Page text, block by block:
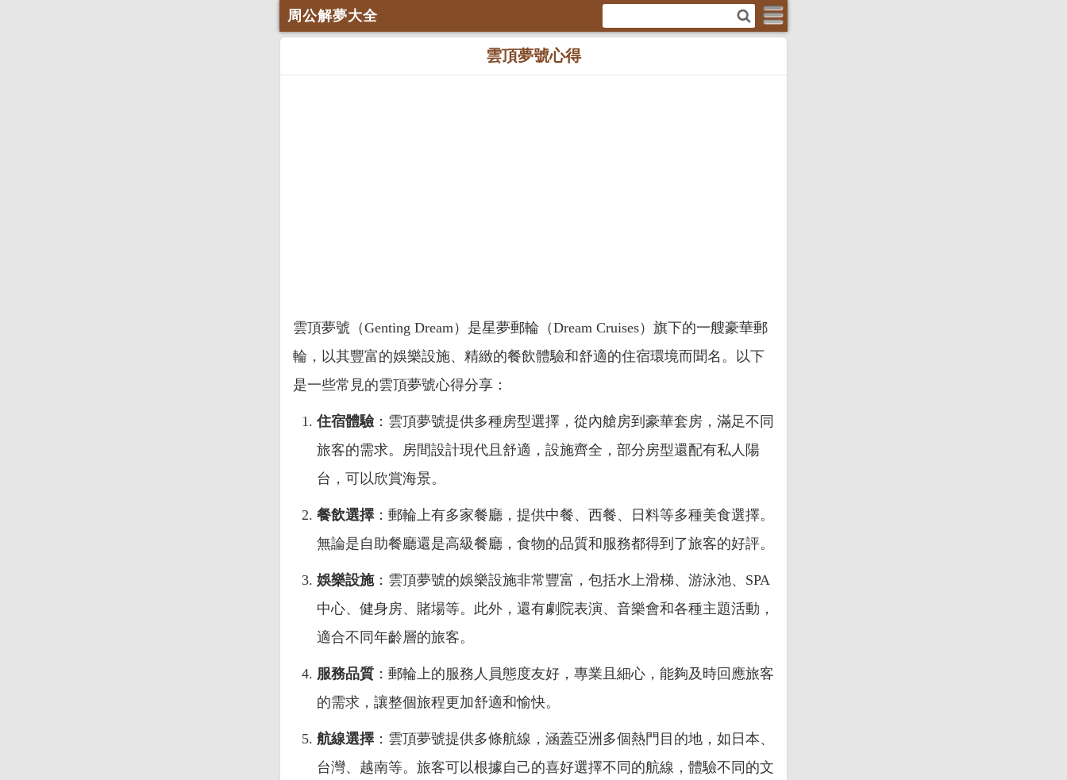
周公解夢大全
雲頂夢號心得
雲頂夢號（Genting Dream）是星夢郵輪（Dream Cruises）旗下的一艘豪華郵
輪，以其豐富的娛樂設施、精緻的餐飲體驗和舒適的住宿環境而聞名。以下
是一些常見的雲頂夢號心得分享：
住宿體驗：雲頂夢號提供多種房型選擇，從內艙房到豪華套房，滿足不同
旅客的需求。房間設計現代且舒適，設施齊全，部分房型還配有私人陽
台，可以欣賞海景。
餐飲選擇 ：郵輪上有多家餐廳，提供中餐、西餐、日料等多種美食選擇。
無論是自助餐廳還是高級餐廳，食物的品質和服務都得到了旅客的好評。
娛樂設施：雲頂夢號的娛樂設施非常豐富，包括水上滑梯、游泳池、SPA
中心、健身房、賭場等。此外，還有劇院表演、音樂會和各種主題活動，
適合不同年齡層的旅客。
服務品質 ：郵輪上的服務人員態度友好，專業且細心，能夠及時回應旅客
的需求，讓整個旅程更加舒適和愉快。
航線選擇 ：雲頂夢號提供多條航線，涵蓋亞洲多個熱門目的地，如日本、
台灣、越南等。旅客可以根據自己的喜好選擇不同的航線，體驗不同的文